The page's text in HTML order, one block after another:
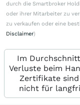
durch die Smartbroker
oder ihrer Mitarbeiter zu
zu verkaufen oder eine
Disclaimer)
Im
Verluste beim
Zertifikate
nicht für